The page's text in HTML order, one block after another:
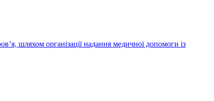
шляхом організації надання медичної допомоги із